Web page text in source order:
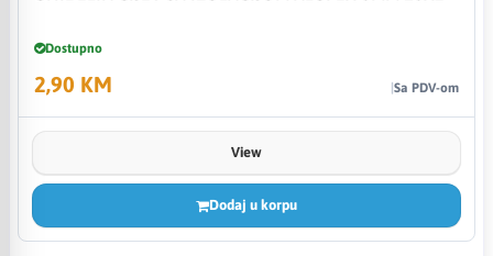
Dostupno
2,90 KM Sa PDV-om
View
Dodaj u korpu